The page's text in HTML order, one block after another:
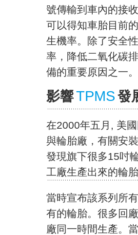
號傳輸到車內的接
可以得知車胎目前
生機率。除了安全
率，降低二氧化碳
備的重要原因之一。
影響TPMS發
在2000年五月, 美
與輪胎廠，有關安
發現旗下很多15吋
工廠生產出來的輪
當時宣布該系列所
有的輪胎。很多回
廠同一時間生產。